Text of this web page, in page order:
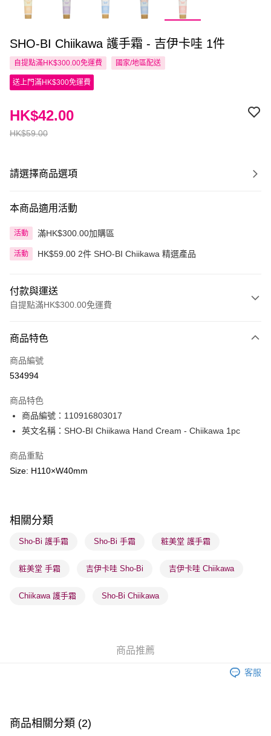
SHO-BI Chiikawa 護手霜 - 吉伊卡哇 1件
自提點滿HK$300.00免運費 國家/地區配送
送上門滿HK$300免運費
HK$59.00
HK$42.00
請選擇商品選項
本商品適用活動
活動 滿HK$300.00加購區
活動 HK$59.00 2件 SHO-BI Chiikawa 精選產品
付款與運送
自提點滿HK$300.00免運費
信用卡
Apple Pay
PayMe
WeChat Pay
BoC Pay
每筆HK$65.00，滿HK$300.00或以上免運費
順豐站及營業點 - 確認發貨後1-3個工作天送達
物流公司進行物流配送
取。逾期會取消訂單，並不會安排重寄
每筆HK$20.00，滿HK$100.00或以上免運費
商品特色
商品編號
534994
商品特色
商品編號：110916803017
英文名稱：SHO-BI Chiikawa Hand Cream - Chiikawa 1pc
商品重點
Size: H110×W40mm
相關分類
Sho-Bi 護手霜 Sho-Bi 手霜 粧美堂 護手霜
粧美堂 手霜 吉伊卡哇 Sho-Bi 吉伊卡哇 Chiikawa
Chiikawa 護手霜 Sho-Bi Chiikawa
商品推薦
客服
商品相關分類 (2)